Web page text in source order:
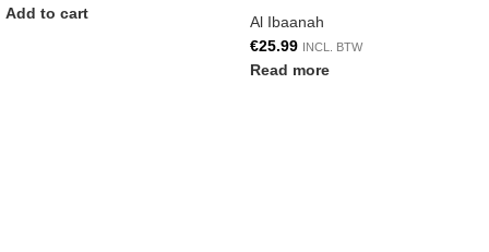
Add to cart
Al Ibaanah
€25.99 INCL. BTW
Read more